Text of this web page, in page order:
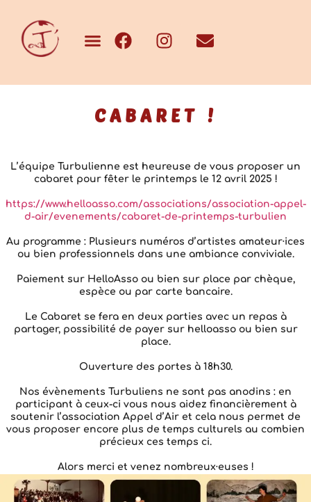
CABARET !
L’équipe Turbulienne est heureuse de vous proposer un
cabaret pour fêter le printemps le 12 avril 2025 !
https://www.helloasso.com/associations/association-appel-
d-air/evenements/cabaret-de-printemps-turbulien
Au programme : Plusieurs numéros d’artistes amateur·ices
ou bien professionnels dans une ambiance conviviale.
Paiement sur HelloAsso ou bien sur place par chèque,
espèce ou par carte bancaire.
Le Cabaret se fera en deux parties avec un repas à
partager, possibilité de payer sur helloasso ou bien sur
place.
Ouverture des portes à 18h30.
Nos évènements Turbuliens ne sont pas anodins : en
participant à ceux-ci vous nous aidez financièrement à
soutenir l’association Appel d’Air et cela nous permet de
vous proposer encore plus de temps culturels au combien
précieux ces temps ci.
Alors merci et venez nombreux·euses !